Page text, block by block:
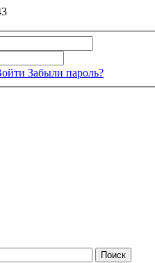
Забыли пароль?